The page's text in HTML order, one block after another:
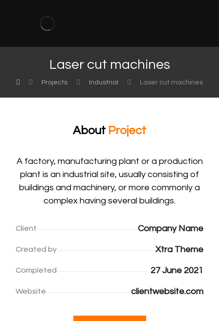
Laser cut machines
Projects Industrial Laser cut machines
About Project
A factory, manufacturing plant or a production
plant is an industrial site, usually consisting of
buildings and machinery, or more commonly a
complex having several buildings.
Client Company Name
Created by Xtra Theme
Completed 27 June 2021
Website clientwebsite.com